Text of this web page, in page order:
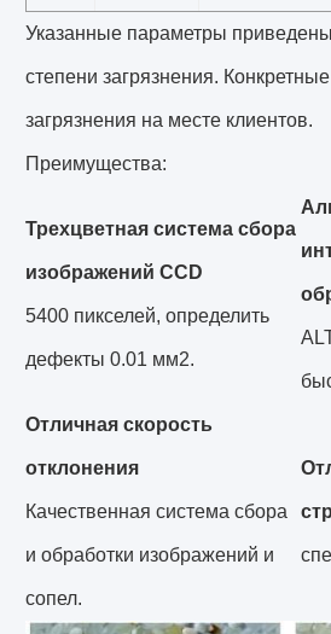
Указанные параметры приведены
степени загрязнения.
загрязнения на месте клиентов.
Преимущества:
Трехцветная система сбора
изображений CCD
5400 пикселей, определить
дефекты 0.01 мм2.
Отличная скорость
отклонения
Качественная система сбора
и обработки изображений и
сопел.